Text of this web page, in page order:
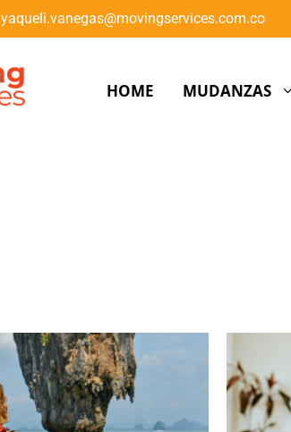
yaqueli.vanegas@movingservices.com.co
HOME MUDANZAS